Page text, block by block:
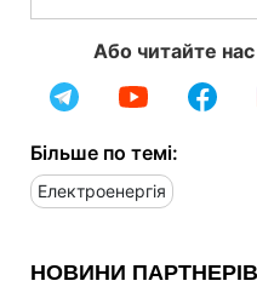
Або читайте
Більше по темі:
Електроенергія